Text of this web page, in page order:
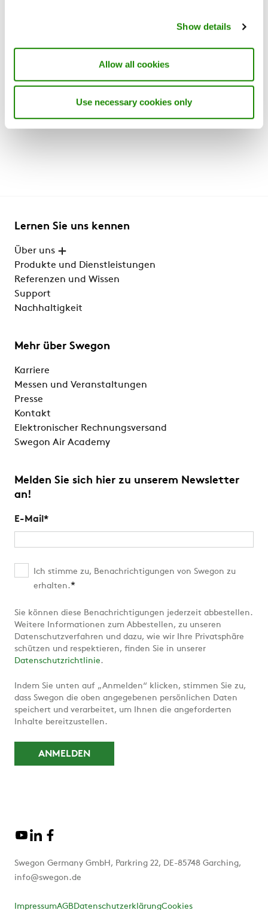
Show details
Allow all cookies
Use necessary cookies only
Schwarzwaldstraße 2
Tel: 06252 790 70
Fax: 06252 790 731
Lernen Sie uns kennen
Über uns
Produkte und Dienstleistungen
Referenzen und Wissen
Support
Nachhaltigkeit
Mehr über Swegon
Karriere
Messen und Veranstaltungen
Presse
Kontakt
Elektronischer Rechnungsversand
Swegon Air Academy
Melden Sie sich hier zu unserem Newsletter
an!
E-Mail *
Ich stimme zu, Benachrichtigungen von Swegon zu
erhalten.*
Sie können diese Benachrichtigungen jederzeit abbestellen.
Weitere Informationen zum Abbestellen, zu unseren
Datenschutzverfahren und dazu, wie wir Ihre Privatsphäre
schützen und respektieren, finden Sie in unserer
Datenschutzrichtlinie.
Indem Sie unten auf „Anmelden“ klicken, stimmen Sie zu,
dass Swegon die oben angegebenen persönlichen Daten
speichert und verarbeitet, um Ihnen die angeforderten
Inhalte bereitzustellen.
Swegon Germany GmbH, Parkring 22, DE-85748 Garching,
info@swegon.de
ImpressumAGBDatenschutzerklärungCookies